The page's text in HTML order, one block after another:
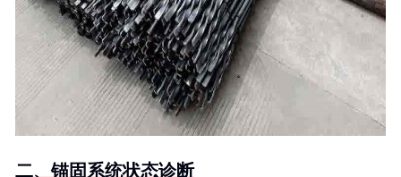
二、锚固系统状态诊断